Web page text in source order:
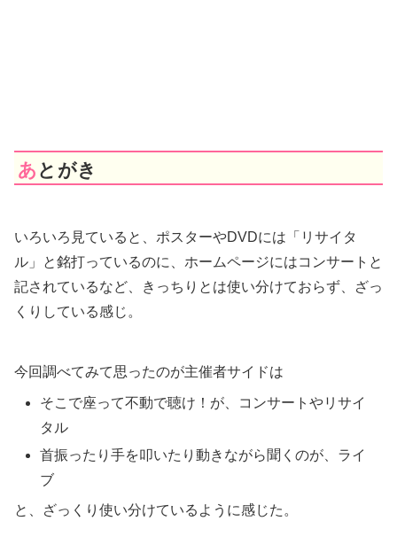
あとがき
いろいろ見ていると、ポスターやDVDには「リサイタ
ル」と銘打っているのに、ホームページにはコンサートと
記されているなど、きっちりとは使い分けておらず、ざっ
くりしている感じ。
今回調べてみて思ったのが主催者サイドは
そこで座って不動で聴け！が、コンサートやリサイ
タル
首振ったり手を叩いたり動きながら聞くのが、ライ
ブ
と、ざっくり使い分けているように感じた。